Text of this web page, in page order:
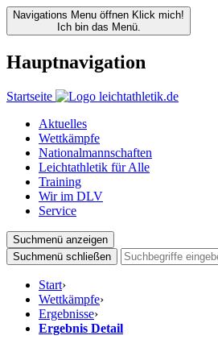
Navigations Menu öffnen Klick mich!
Ich bin das Menü.
Hauptnavigation
Startseite
Aktuelles
Wettkämpfe
Nationalmannschaften
Leichtathletik für Alle
Training
Wir im DLV
Service
Suchmenü anzeigen
Suchmenü schließen
Start›
Wettkämpfe›
Ergebnisse›
Ergebnis Detail